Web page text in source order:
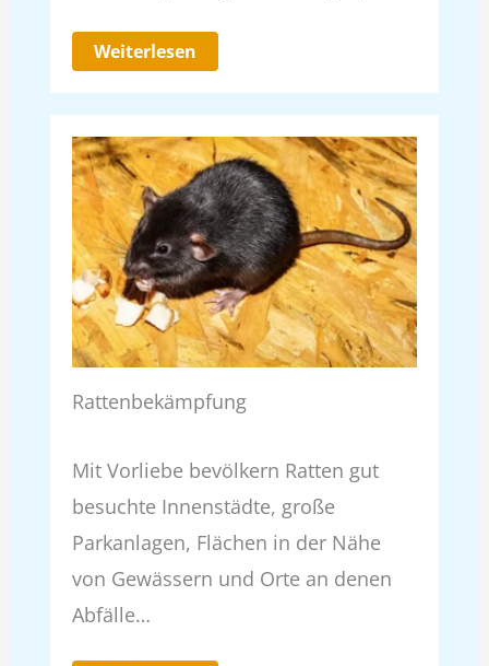
Weiterlesen
Rattenbekämpfung
Mit Vorliebe bevölkern Ratten gut
besuchte Innenstädte, große
Parkanlagen, Flächen in der Nähe
von Gewässern und Orte an denen
Abfälle…